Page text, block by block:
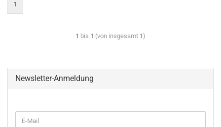
1
1 bis 1 (von insgesamt 1)
Newsletter-Anmeldung